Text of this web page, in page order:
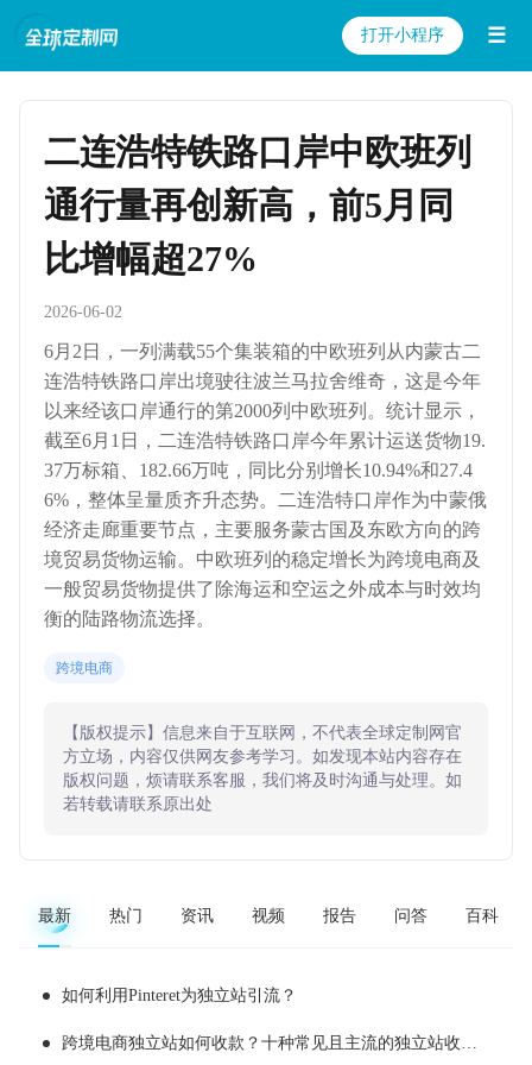
打开小程序 ☰
二连浩特铁路口岸中欧班列
通行量再创新高，前5月同
比增幅超27%
2026-06-02
6月2日，一列满载55个集装箱的中欧班列从内蒙古二
连浩特铁路口岸出境驶往波兰马拉舍维奇，这是今年
以来经该口岸通行的第2000列中欧班列。统计显示，
截至6月1日，二连浩特铁路口岸今年累计运送货物19.
37万标箱、182.66万吨，同比分别增长10.94%和27.4
6%，整体呈量质齐升态势。二连浩特口岸作为中蒙俄
经济走廊重要节点，主要服务蒙古国及东欧方向的跨
境贸易货物运输。中欧班列的稳定增长为跨境电商及
一般贸易货物提供了除海运和空运之外成本与时效均
衡的陆路物流选择。
跨境电商
【版权提示】信息来自于互联网，不代表全球定制网官
方立场，内容仅供网友参考学习。如发现本站内容存在
版权问题，烦请联系客服，我们将及时沟通与处理。如
若转载请联系原出处
最新 热门 资讯 视频 报告 问答 百科
如何利用Pinteret为独立站引流？
跨境电商独立站如何收款？十种常见且主流的独立站收款工具推荐